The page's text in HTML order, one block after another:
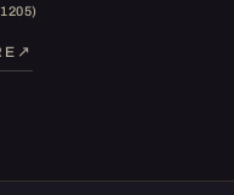
205)